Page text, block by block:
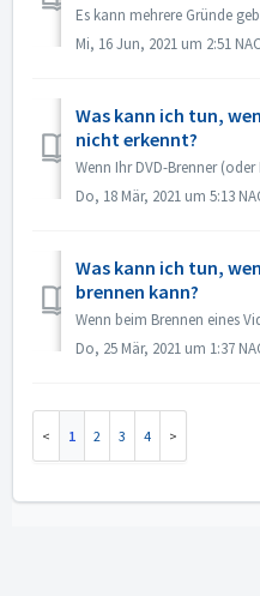
Mi, 16 Jun, 2021 um 2:51
Was kann ich tun,
nicht erkennt?
Do, 18 Mär, 2021 um 5:13
Was kann ich tun,
brennen kann?
Do, 25 Mär, 2021 um 1:37
1 2 3 4